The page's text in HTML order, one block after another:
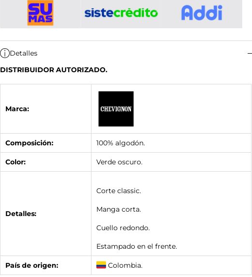
Detalles
DISTRIBUIDOR AUTORIZADO.
Marca:
Composición: 100% algodón.
Color: Verde oscuro.
Detalles:
Corte classic.
Manga corta.
Cuello redondo.
Estampado en el frente.
País de origen: Colombia.